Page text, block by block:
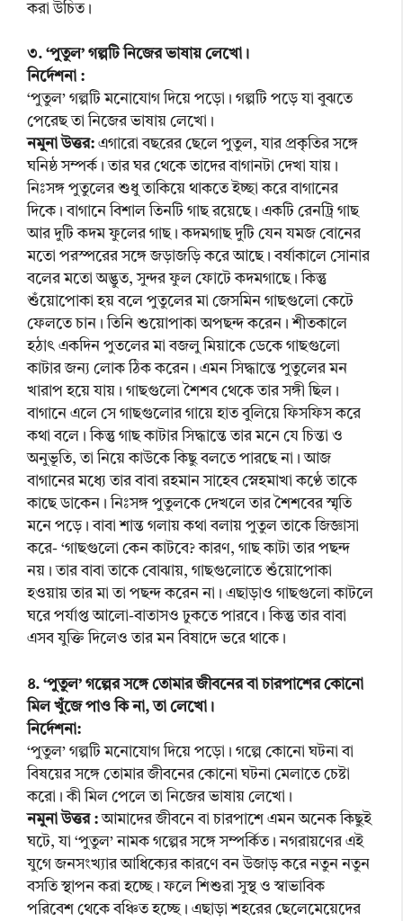
করা উচিত।
৩. ‘পুতুল’ গল্পটি নিজের ভাষায় লেখো।
নির্দেশনা :
‘পুতুল’ গল্পটি মনোযোগ দিয়ে পড়ো। গল্পটি পড়ে যা বুঝতে
পেরেছ তা নিজের ভাষায় লেখো।
নমুনা উত্তর: এগারো বছরের ছেলে পুতুল, যার প্রকৃতির সঙ্গে
ঘনিষ্ঠ সম্পর্ক। তার ঘর থেকে তাদের বাগানটা দেখা যায়।
নিঃসঙ্গ পুতুলের শুধু তাকিয়ে থাকতে ইচ্ছা করে বাগানের
দিকে। বাগানে বিশাল তিনটি গাছ রয়েছে। একটি রেনট্রি গাছ
আর দুটি কদম ফুলের গাছ। কদমগাছ দুটি যেন যমজ বোনের
মতো পরস্পরের সঙ্গে জড়াজড়ি করে আছে। বর্ষাকালে সোনার
বলের মতো অদ্ভুত, সুন্দর ফুল ফোটে কদমগাছে। কিন্তু
শুঁয়োপোকা হয় বলে পুতুলের মা জেসমিন গাছগুলো কেটে
ফেলতে চান। তিনি শুয়োপাকা অপছন্দ করেন। শীতকালে
হঠাৎ একদিন পুতলের মা বজলু মিয়াকে ডেকে গাছগুলো
কাটার জন্য লোক ঠিক করেন। এমন সিদ্ধান্তে পুতুলের মন
খারাপ হয়ে যায়। গাছগুলো শৈশব থেকে তার সঙ্গী ছিল।
বাগানে এলে সে গাছগুলোর গায়ে হাত বুলিয়ে ফিসফিস করে
কথা বলে। কিন্তু গাছ কাটার সিদ্ধান্তে তার মনে যে চিন্তা ও
অনুভূতি, তা নিয়ে কাউকে কিছু বলতে পারছে না। আজ
বাগানের মধ্যে তার বাবা রহমান সাহেব স্নেহমাখা কণ্ঠে তাকে
কাছে ডাকেন। নিঃসঙ্গ পুতুলকে দেখলে তার শৈশবের স্মৃতি
মনে পড়ে। বাবা শান্ত গলায় কথা বলায় পুতুল তাকে জিজ্ঞাসা
করে- ‘গাছগুলো কেন কাটবে? কারণ, গাছ কাটা তার পছন্দ
নয়। তার বাবা তাকে বোঝায়, গাছগুলোতে শুঁয়োপোকা
হওয়ায় তার মা তা পছন্দ করেন না। এছাড়াও গাছগুলো কাটলে
ঘরে পর্যাপ্ত আলো-বাতাসও ঢুকতে পারবে। কিন্তু তার বাবা
এসব যুক্তি দিলেও তার মন বিষাদে ভরে থাকে।
৪. ‘পুতুল’ গল্পের সঙ্গে তোমার জীবনের বা চারপাশের কোনো
মিল খুঁজে পাও কি না, তা লেখো।
নির্দেশনা:
‘পুতুল’ গল্পটি মনোযোগ দিয়ে পড়ো। গল্পে কোনো ঘটনা বা
বিষয়ের সঙ্গে তোমার জীবনের কোনো ঘটনা মেলাতে চেষ্টা
করো। কী মিল পেলে তা নিজের ভাষায় লেখো।
নমুনা উত্তর :আমাদের জীবনে বা চারপাশে এমন অনেক কিছুই
ঘটে, যা ‘পুতুল’ নামক গল্পের সঙ্গে সম্পর্কিত। নগরায়ণের এই
যুগে জনসংখ্যার আধিক্যের কারণে বন উজাড় করে নতুন নতুন
বসতি স্থাপন করা হচ্ছে। ফলে শিশুরা সুস্থ ও স্বাভাবিক
পরিবেশ থেকে বঞ্চিত হচ্ছে। এছাড়া শহরের ছেলেমেয়েদের